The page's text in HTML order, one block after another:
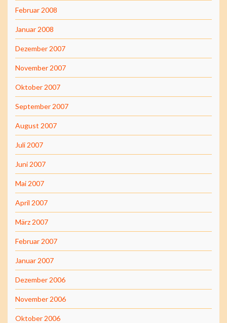
Februar 2008
Januar 2008
Dezember 2007
November 2007
Oktober 2007
September 2007
August 2007
Juli 2007
Juni 2007
Mai 2007
April 2007
März 2007
Februar 2007
Januar 2007
Dezember 2006
November 2006
Oktober 2006